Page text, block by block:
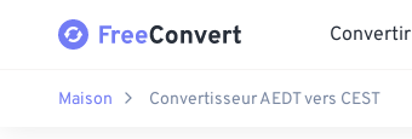
Convertir
Maison Convertisseur AEDT vers CEST